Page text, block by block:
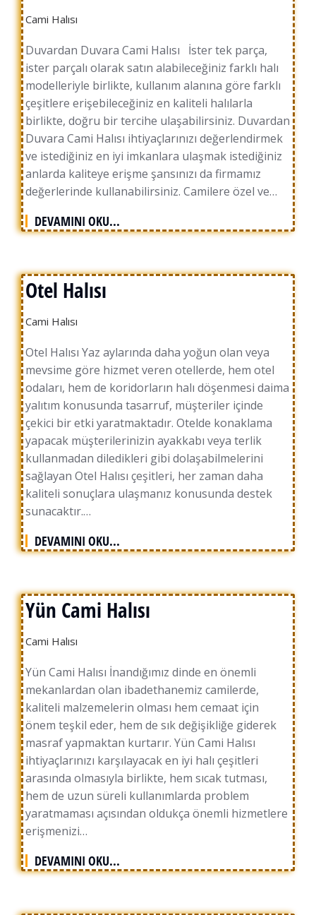
Cami Halısı
Duvardan Duvara Cami Halısı İster tek parça,
ister parçalı olarak satın alabileceğiniz farklı halı
modelleriyle birlikte, kullanım alanına göre farklı
çeşitlere erişebileceğiniz en kaliteli halılarla
birlikte, doğru bir tercihe ulaşabilirsiniz. Duvardan
Duvara Cami Halısı ihtiyaçlarınızı değerlendirmek
ve istediğiniz en iyi imkanlara ulaşmak istediğiniz
anlarda kaliteye erişme şansınızı da firmamız
değerlerinde kullanabilirsiniz. Camilere özel ve…
DEVAMINI OKU...
Otel Halısı
Cami Halısı
Otel Halısı Yaz aylarında daha yoğun olan veya
mevsime göre hizmet veren otellerde, hem otel
odaları, hem de koridorların halı döşenmesi daima
yalıtım konusunda tasarruf, müşteriler içinde
çekici bir etki yaratmaktadır. Otelde konaklama
yapacak müşterilerinizin ayakkabı veya terlik
kullanmadan diledikleri gibi dolaşabilmelerini
sağlayan Otel Halısı çeşitleri, her zaman daha
kaliteli sonuçlara ulaşmanız konusunda destek
sunacaktır.…
DEVAMINI OKU...
Yün Cami Halısı
Cami Halısı
Yün Cami Halısı İnandığımız dinde en önemli
mekanlardan olan ibadethanemiz camilerde,
kaliteli malzemelerin olması hem cemaat için
önem teşkil eder, hem de sık değişikliğe giderek
masraf yapmaktan kurtarır. Yün Cami Halısı
ihtiyaçlarınızı karşılayacak en iyi halı çeşitleri
arasında olmasıyla birlikte, hem sıcak tutması,
hem de uzun süreli kullanımlarda problem
yaratmaması açısından oldukça önemli hizmetlere
erişmenizi…
DEVAMINI OKU...